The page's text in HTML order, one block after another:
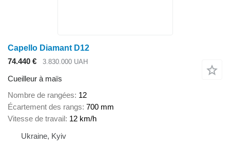
Capello Diamant D12
74.440 €
3.830.000 UAH
Cueilleur à maïs
Nombre de rangées 12
Écartement des rangs 700 mm
Vitesse de travail 12 km/h
Ukraine, Kyiv